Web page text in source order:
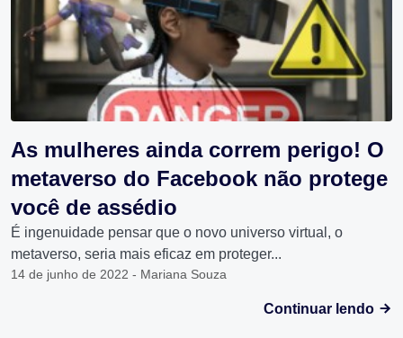
As mulheres ainda correm perigo! O
metaverso do Facebook não protege
você de assédio
É ingenuidade pensar que o novo universo virtual, o
metaverso, seria mais eficaz em proteger...
14 de junho de 2022 - Mariana Souza
Continuar lendo